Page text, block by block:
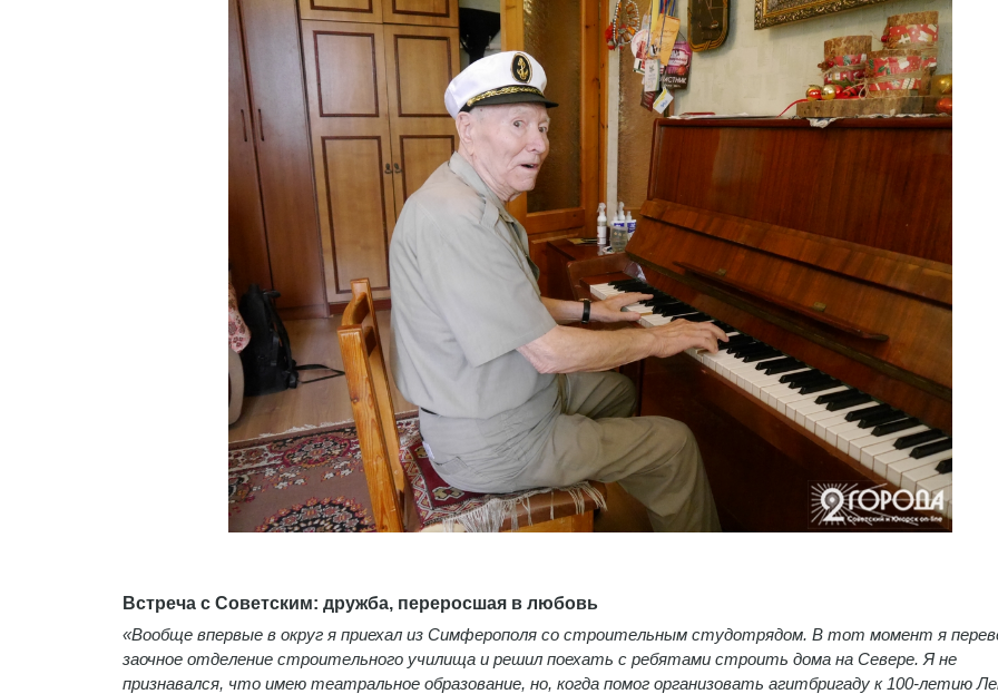
Встреча с Советским: дружба, переросшая в любовь
«Вообще впервые в округ я приехал из Симферополя со строительным студотрядом. В тот момент я
заочное отделение строительного училища и решил поехать с ребятами строить дома на Севере. Я не
признавался, что имею театральное образование, но, когда помог организовать агитбригаду к 100-летию